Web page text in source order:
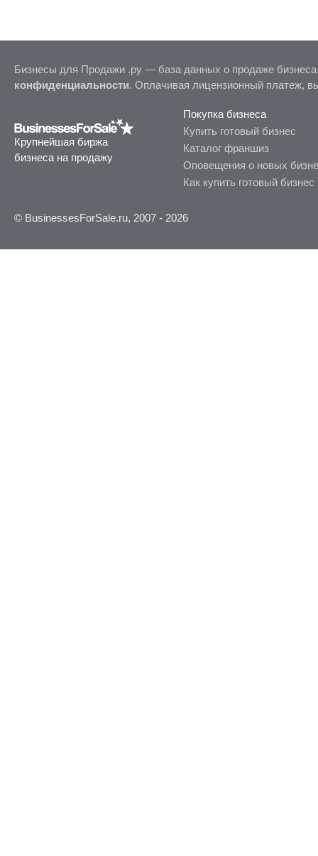
Бизнесы для Продажи .ру — база данных о продаже
конфиденциальности. Оплачивая лицензионный платеж,
Крупнейшая биржа
бизнеса на продажу
Покупка бизнеса
Купить готовый бизнес
Каталог франшиз
Оповещения о новых
Как купить готовый бизнес
© BusinessesForSale.ru, 2007 - 2026